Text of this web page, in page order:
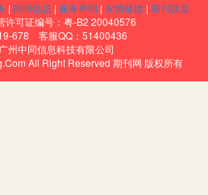
很大的危害。
几年，由于功利主义的思想的传播，
生看重的是个人的利益，觉得自己学
| 招聘信息 | 服务声明 | 友情链接 | 期刊联盟
许可证编号：粤-B2 20040576
678 客服QQ：51400436
州中同信息科技有限公司
All Right Reserved 期刊网 版权所有